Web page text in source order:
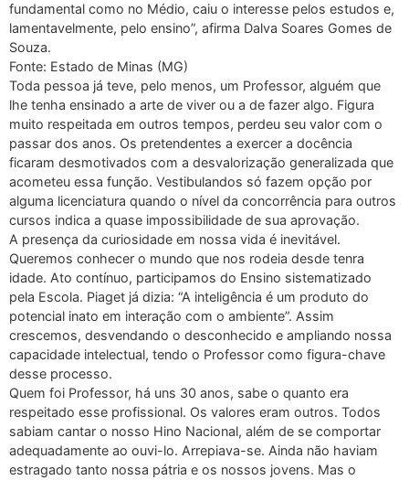
fundamental como no Médio, caiu o interesse pelos estudos e,
lamentavelmente, pelo ensino”, afirma Dalva Soares Gomes de
Souza.
Fonte: Estado de Minas (MG)
Toda pessoa já teve, pelo menos, um Professor, alguém que
lhe tenha ensinado a arte de viver ou a de fazer algo. Figura
muito respeitada em outros tempos, perdeu seu valor com o
passar dos anos. Os pretendentes a exercer a docência
ficaram desmotivados com a desvalorização generalizada que
acometeu essa função. Vestibulandos só fazem opção por
alguma licenciatura quando o nível da concorrência para outros
cursos indica a quase impossibilidade de sua aprovação.
A presença da curiosidade em nossa vida é inevitável.
Queremos conhecer o mundo que nos rodeia desde tenra
idade. Ato contínuo, participamos do Ensino sistematizado
pela Escola. Piaget já dizia: “A inteligência é um produto do
potencial inato em interação com o ambiente”. Assim
crescemos, desvendando o desconhecido e ampliando nossa
capacidade intelectual, tendo o Professor como figura-chave
desse processo.
Quem foi Professor, há uns 30 anos, sabe o quanto era
respeitado esse profissional. Os valores eram outros. Todos
sabiam cantar o nosso Hino Nacional, além de se comportar
adequadamente ao ouvi-lo. Arrepiava-se. Ainda não haviam
estragado tanto nossa pátria e os nossos jovens. Mas o